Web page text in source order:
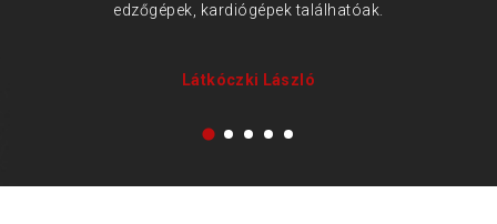
edzőgépek, kardiógépek találhatóak.
Látkóczki László